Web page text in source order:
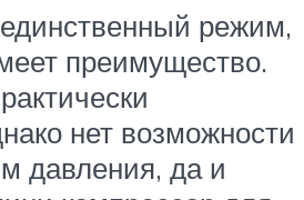
режим,
преимущество.
нет возможности
давления, да и